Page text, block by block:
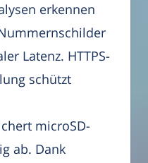
erkennen
Latenz. HTTPS-
schützt
microSD-
ab. Dank